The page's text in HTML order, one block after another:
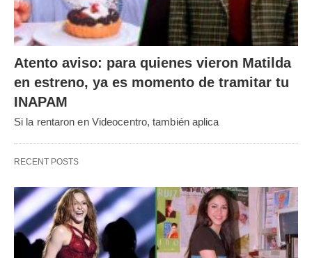
Atento aviso: para quienes vieron Matilda
en estreno, ya es momento de tramitar tu
INAPAM
Si la rentaron en Videocentro, también aplica
RECENT POSTS